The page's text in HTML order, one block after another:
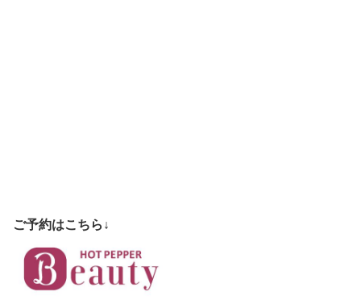
ご予約はこちら↓